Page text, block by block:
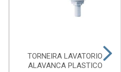
TORNEIRA LAVATORIO
ALAVANCA PLASTICO